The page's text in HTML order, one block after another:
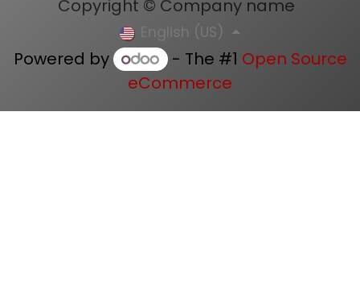
Copyright © Company name
English (US)
Powered by - The #1 Open Source
eCommerce